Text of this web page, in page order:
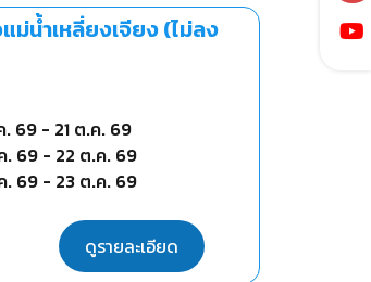
ม่น้ำเหลี่ยงเจียง (ไม่ลง
. 69 - 21 ต.ค. 69
. 69 - 22 ต.ค. 69
. 69 - 23 ต.ค. 69
ดูรายละเอียด